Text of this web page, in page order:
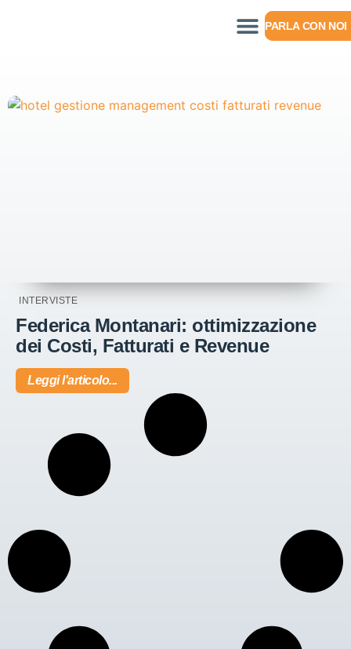
PARLA CON NOI
INTERVISTE
Federica Montanari: ottimizzazione
dei Costi, Fatturati e Revenue
Leggi l'articolo...